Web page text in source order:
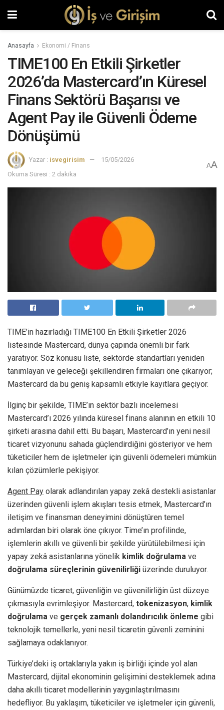
Anasayfa Ekonomi / Finans
TIME100 En Etkili Şirketler
2026’da Mastercard’ın Küresel
Finans Sektörü Başarısı ve
Agent Pay ile Güvenli Ödeme
Dönüşümü
Yazar : isvegirisim
15/05/2026
Okuma Süresi : 2 dakika
AA
TIME’in hazırladığı TIME100 En Etkili Şirketler 2026
listesinde Mastercard, dünya çapında önemli bir fark
yaratıyor. Söz konusu liste, sektörde standartları yeniden
tanımlayan ve geleceği şekillendiren firmaları öne çıkarıyor;
Mastercard da bu geniş kapsamlı etkiyle kayıtlara geçiyor.
İlginç bir şekilde, TIME’ın sektör bazlı incelemesi
Mastercard’ı 2026 yılında küresel finans alanının en etkili 10
şirketi arasına dahil etti. Bu başarı, Mastercard’ın yeni nesil
ticaret vizyonunu sahada güçlendirdiğini gösteriyor ve hem
tüketiciler hem de işletmeler için güvenli ödemeleri mümkün
kılan çözümlerle pekişiyor.
Agent Pay olarak adlandırılan yapay zekâ destekli asistanlar
üzerinden güvenli işlem akışları tesis etmek, Mastercard’ın
iletişim ve finansman deneyimini dönüştüren temel
adımlardan biri olarak öne çıkıyor. Time’ın profilinde,
işlemlerin akıllı ve güvenli bir şekilde yürütülebilmesi için
yapay zekâ asistanlarına yönelik kimlik doğrulama ve
doğrulama süreçlerinin güvenilirliği üzerinde duruluyor.
Günümüzde ticaret, güvenliğin ve güvenilirliğin üst düzeye
çıkmasıyla evrimleşiyor. Mastercard, tokenizasyon, kimlik
doğrulama ve gerçek zamanlı dolandırıcılık önleme gibi
teknolojik temellerle, yeni nesil ticaretin güvenli zeminini
sağlamaya odaklanıyor.
Türkiye’deki iş ortaklarıyla yakın iş birliği içinde yol alan
Mastercard, dijital ekonominin gelişimini desteklemek adına
daha akıllı ticaret modellerinin yaygınlaştırılmasını
hedefliyor. Bu yaklaşım, tüketiciler ve işletmeler için güvenli,